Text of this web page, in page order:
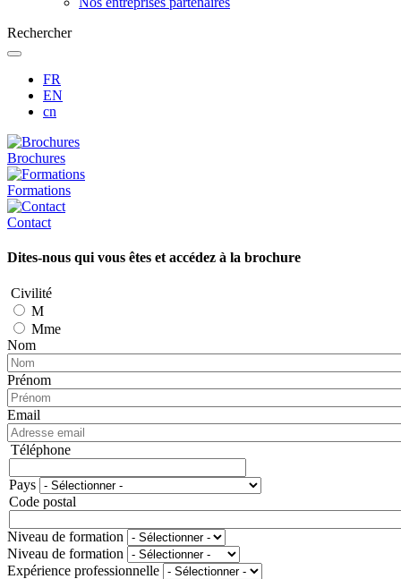
Rechercher
FR
EN
cn
Brochures
Formations
Contact
Dites-nous qui vous êtes et accédez à la brochure
Civilité
M
Mme
Nom
Prénom
Email
Téléphone
Adresse
Pays
Code postal
Niveau de formation
Niveau de formation
Expérience professionnelle